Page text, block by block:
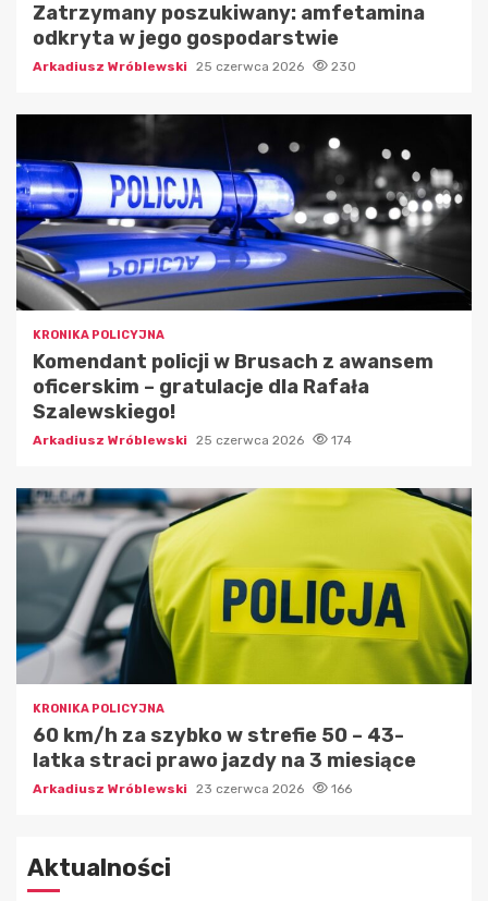
Zatrzymany poszukiwany: amfetamina
odkryta w jego gospodarstwie
Arkadiusz Wróblewski 25 czerwca 2026 230
KRONIKA POLICYJNA
Komendant policji w Brusach z awansem
oficerskim – gratulacje dla Rafała
Szalewskiego!
Arkadiusz Wróblewski 25 czerwca 2026 174
KRONIKA POLICYJNA
60 km/h za szybko w strefie 50 – 43-
latka straci prawo jazdy na 3 miesiące
Arkadiusz Wróblewski 23 czerwca 2026 166
Aktualności